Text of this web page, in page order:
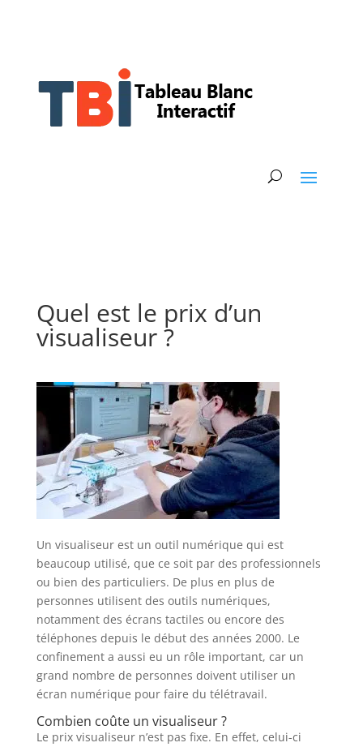
Quel est le prix d’un
visualiseur ?
Un visualiseur est un outil numérique qui est
beaucoup utilisé, que ce soit par des professionnels
ou bien des particuliers. De plus en plus de
personnes utilisent des outils numériques,
notamment des écrans tactiles ou encore des
téléphones depuis le début des années 2000. Le
confinement a aussi eu un rôle important, car un
grand nombre de personnes doivent utiliser un
écran numérique pour faire du télétravail.
Combien coûte un visualiseur ?
Le prix visualiseur n’est pas fixe. En effet, celui-ci